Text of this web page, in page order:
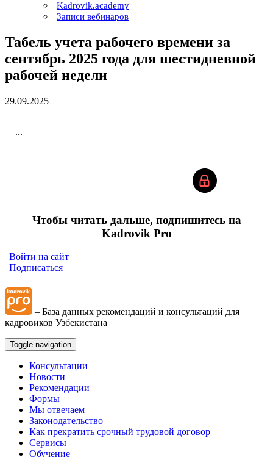
Kadrovik.academy
Записи вебинаров
Табель учета рабочего времени за
сентябрь 2025 года для шестидневной
рабочей недели
29.09.2025
...
Чтобы читать дальше, подпишитесь на
Kadrovik Pro
Войти на сайт
Подписаться
– База данных рекомендаций и консультаций для
кадровиков Узбекистана
Toggle navigation
Консультации
Новости
Рекомендации
Формы
Мы отвечаем
Законодательство
Как прекратить срочный трудовой договор
Сервисы
Обучение